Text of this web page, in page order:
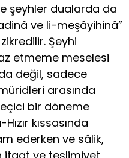
şeyhler dualarda da
ve li-meşâyihinâ”
Şeyhi
etmeme meselesi
değil, sadece
arasında
bir döneme
kıssasında
ederken ve sâlik,